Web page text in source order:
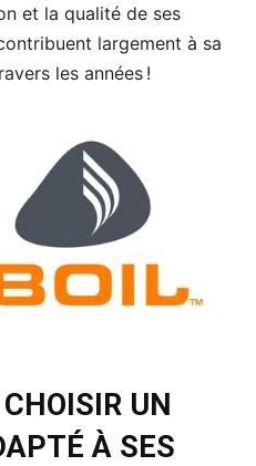
et la qualité de ses
largement à sa
les années !
UN
À SES